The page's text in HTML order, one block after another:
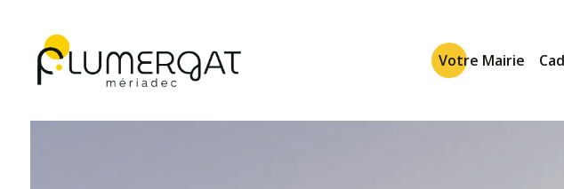
Navigation principale Votre Mairie